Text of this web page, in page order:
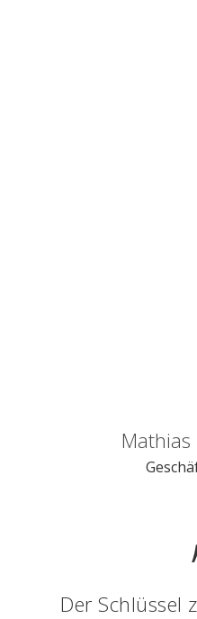
Mathias
Der Schlüssel